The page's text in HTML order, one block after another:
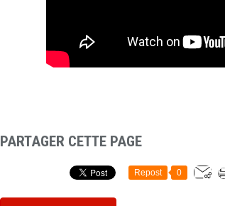
PARTAGER CETTE PAGE
Repost 0